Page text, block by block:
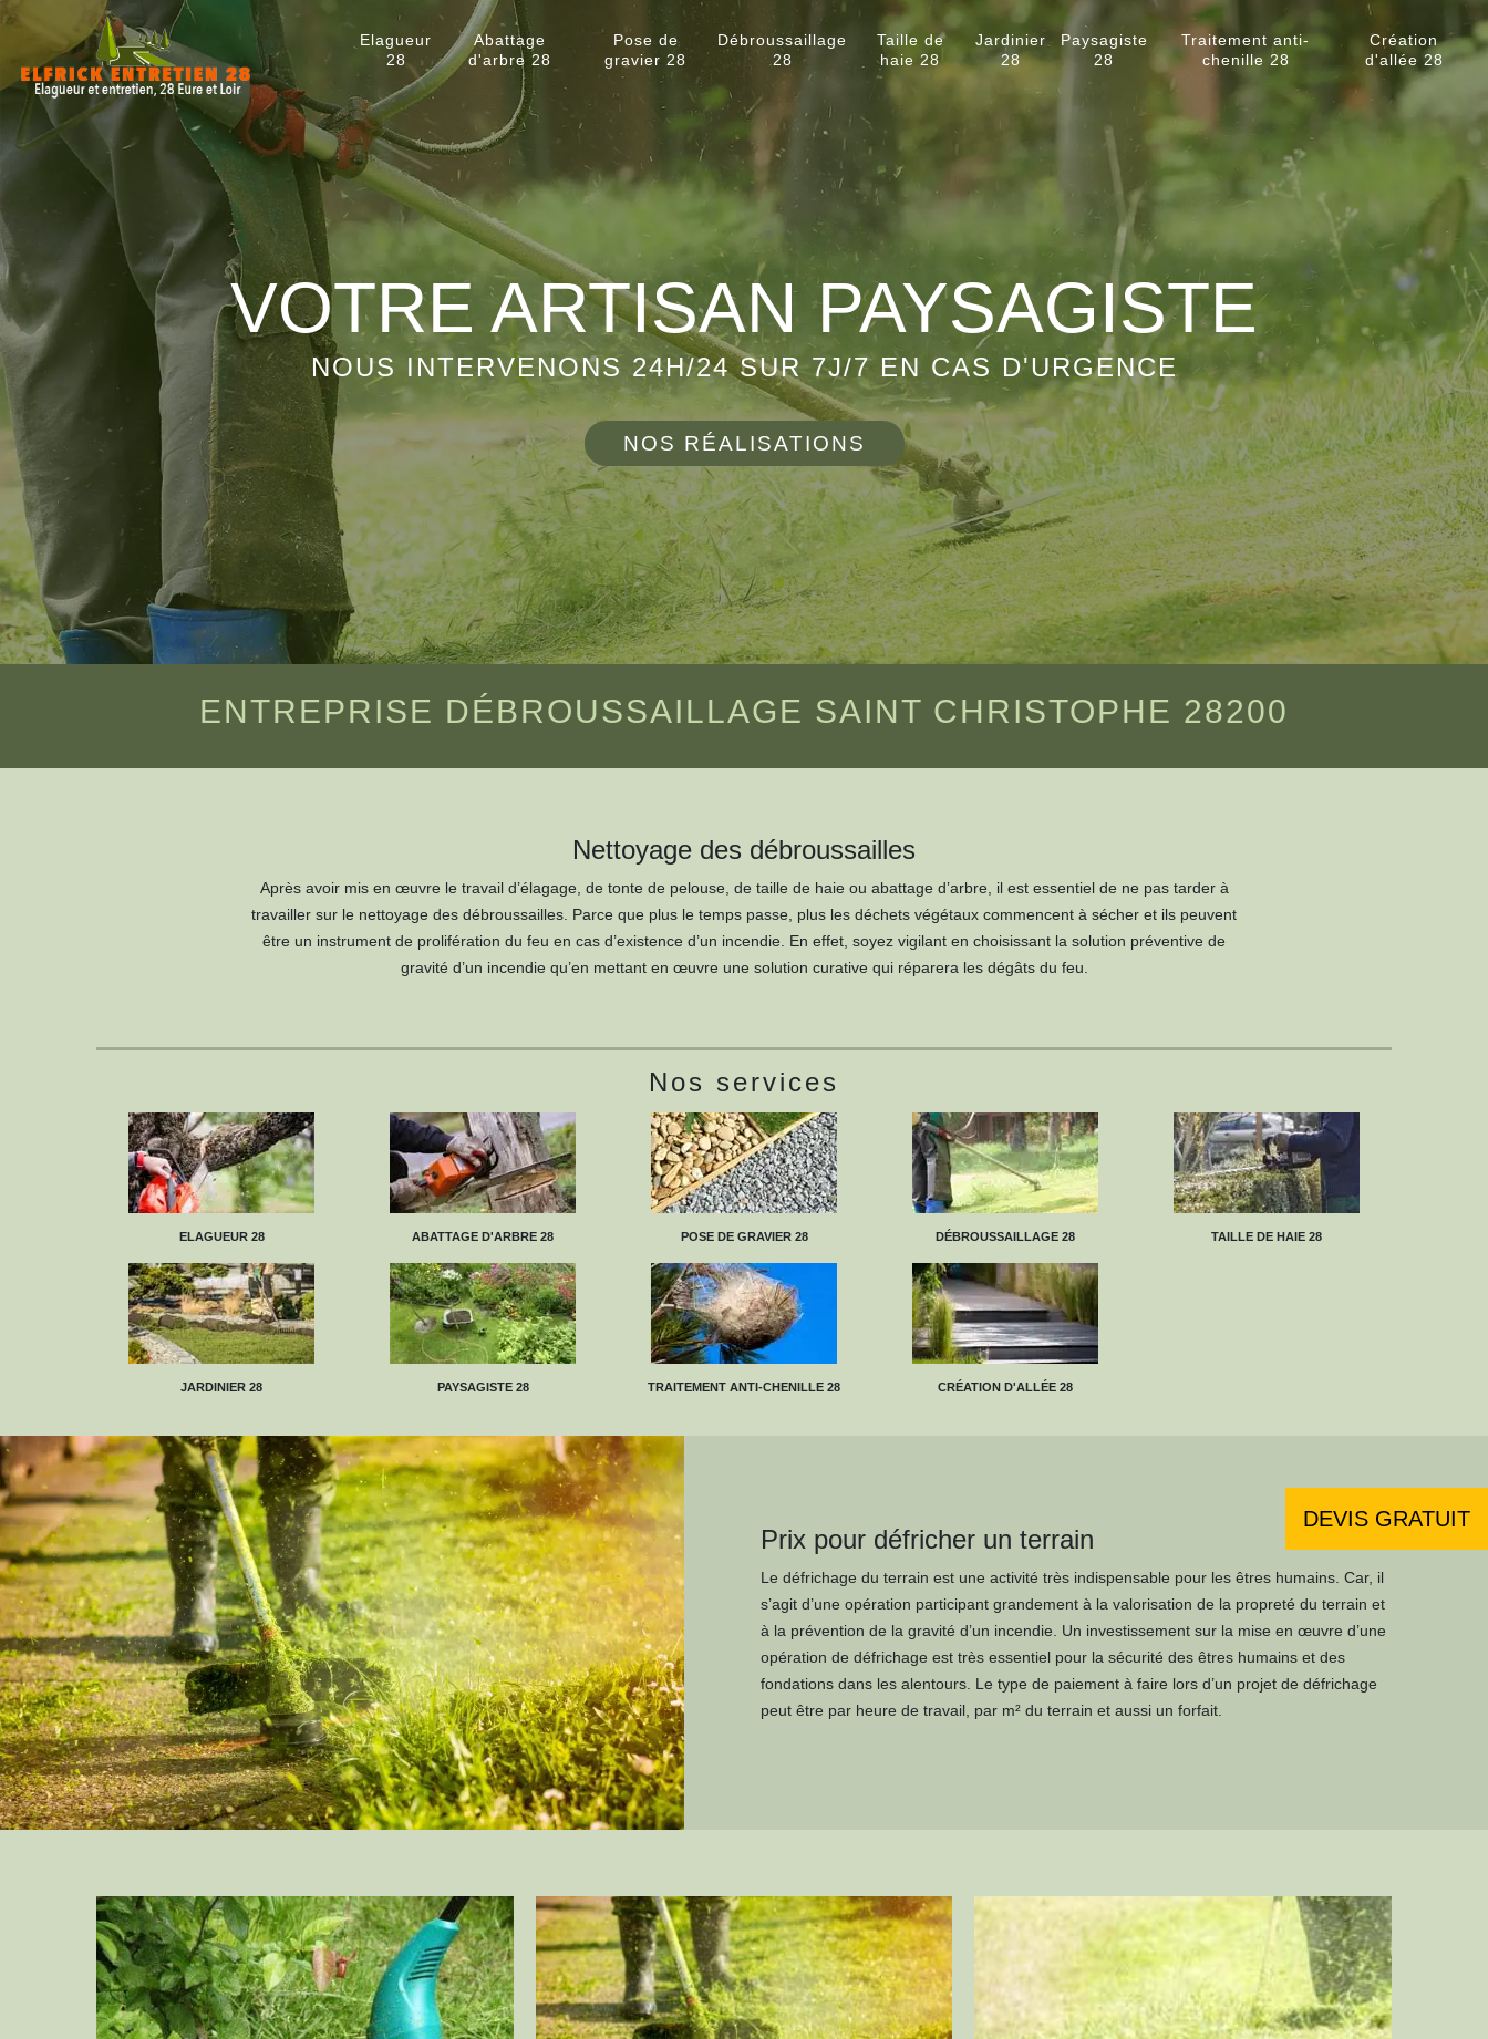
Elagueur
28
Abattage
d'arbre 28
Pose de
gravier 28
Débroussaillage
28
Taille de
haie 28
Jardinier
28
Paysagiste
28
Traitement anti-
chenille 28
Création
d'allée 28
VOTRE ARTISAN PAYSAGISTE
NOUS INTERVENONS 24H/24 SUR 7J/7 EN CAS D'URGENCE
NOS RÉALISATIONS
DEVIS GRATUIT
ENTREPRISE DÉBROUSSAILLAGE SAINT CHRISTOPHE 28200
Nettoyage des débroussailles
Après avoir mis en œuvre le travail d’élagage, de tonte de pelouse, de taille de haie ou abattage d’arbre, il est essentiel de ne pas tarder à
travailler sur le nettoyage des débroussailles. Parce que plus le temps passe, plus les déchets végétaux commencent à sécher et ils peuvent
être un instrument de prolifération du feu en cas d’existence d’un incendie. En effet, soyez vigilant en choisissant la solution préventive de
gravité d’un incendie qu’en mettant en œuvre une solution curative qui réparera les dégâts du feu.
Nos services
ELAGUEUR 28 ABATTAGE D'ARBRE 28 POSE DE GRAVIER 28 DÉBROUSSAILLAGE 28 TAILLE DE HAIE 28
JARDINIER 28 PAYSAGISTE 28 TRAITEMENT ANTI-CHENILLE 28 CRÉATION D'ALLÉE 28
Prix pour défricher un terrain
Le défrichage du terrain est une activité très indispensable pour les êtres humains. Car, il
s’agit d’une opération participant grandement à la valorisation de la propreté du terrain et
à la prévention de la gravité d’un incendie. Un investissement sur la mise en œuvre d’une
opération de défrichage est très essentiel pour la sécurité des êtres humains et des
fondations dans les alentours. Le type de paiement à faire lors d’un projet de défrichage
peut être par heure de travail, par m² du terrain et aussi un forfait.